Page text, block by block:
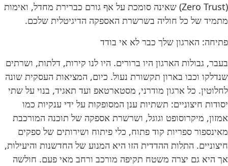
(Zero Trust) שאינה סומכת על אף גורם כברירת מחדל, ואימות
מתמיד של כל חוליה בשרשרת האספקה הדיגיטלית שלכם.
פתיחה: הארגון שלך כבר לא אי בודד
בעבר, גבולות הארגון היו ברורים. היו לנו קירות, דלתות, ושרתים
שנדלקו וכבו בארון תקשורת נעול. כיום, המציאות העסקית שונה
לחלוטין. כל ארגון מודרני, מסטארטאפ ועד תאגיד, בנוי על שתי
יסודות חיצוניים: תשתיות ענן המסופקות על ידי ענקיות כמו
אמזון, מיקרוסופט וגוגל, ושרשרת אספקה של תוכנה המורכבת
מאינספור ספריות קוד פתוח, כלי פיתוח ושירותים של ספקים
חיצוניים. התלות ההדדית הזו היא המנוע של החדשנות והיעילות,
אך היא גם יצרה משטח תקיפה מורכב ורחב מאי פעם. חולשה